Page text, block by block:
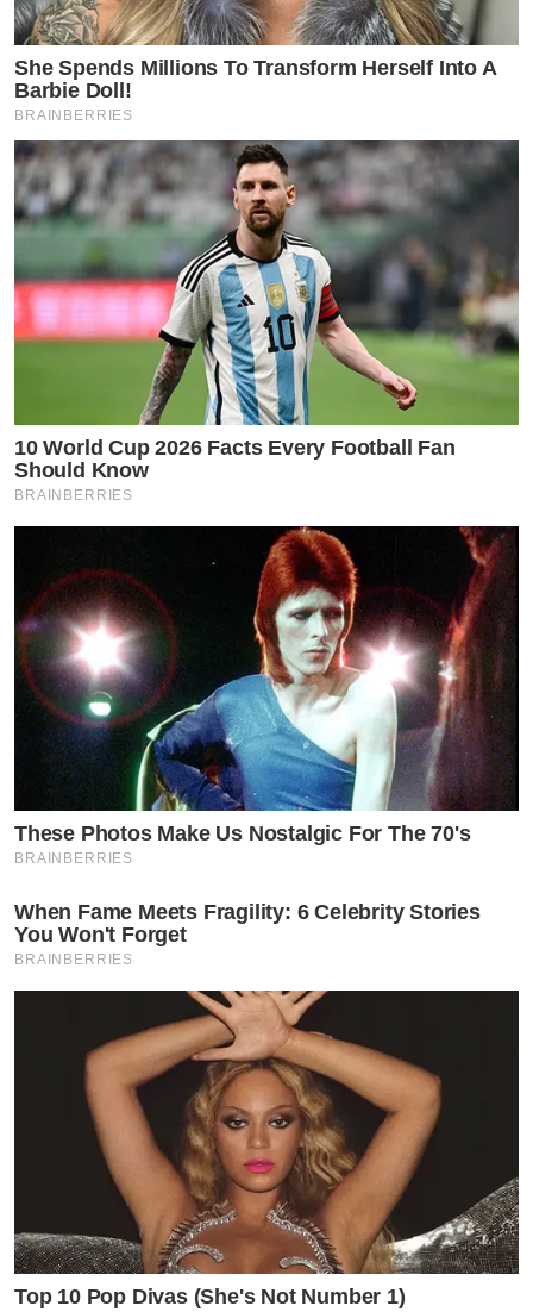
She Spends Millions To Transform Herself Into A
Barbie Doll!
BRAINBERRIES
10 World Cup 2026 Facts Every Football Fan
Should Know
BRAINBERRIES
These Photos Make Us Nostalgic For The 70's
BRAINBERRIES
When Fame Meets Fragility: 6 Celebrity Stories
You Won't Forget
BRAINBERRIES
Top 10 Pop Divas (She's Not Number 1)